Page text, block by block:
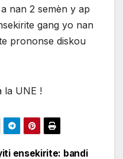
nan 2 semèn y ap
gang yo nan
prononse diskou
la UNE !
ensekirite: bandi